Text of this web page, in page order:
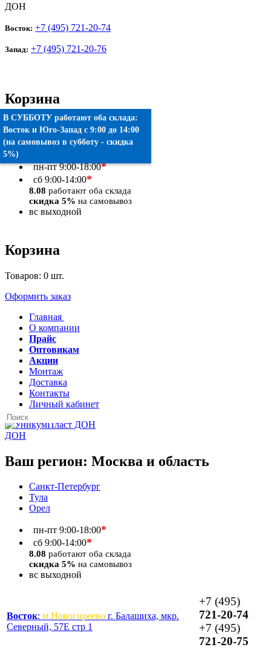
ДОН
Восток: +7 (495) 721-20-74
Запад: +7 (495) 721-20-76
Корзина
Товаров:0 шт.
Оформить заказ
пн-пт9:00-18:00*
сб 9:00-14:00*
8.08 работают оба склада
скидка 5% на самовывоз
вс выходной
Корзина
Товаров: 0 шт.
Оформить заказ
Главная
О компании
Прайс
Оптовикам
Акции
Монтаж
Доставка
Контакты
Личный кабинет
ДОН
Ваш регион: Москва и область
Санкт-Петербург
Тула
Орел
пн-пт 9:00-18:00*
сб 9:00-14:00*
8.08 работают оба склада
скидка 5% на самовывоз
вс выходной
Восток: м.Новогиреево г. Балашиха, мкр.
Северный, 57Е стр 1
+7 (495)
721-20-74
+7 (495)
721-20-75
В СУББОТУ работают оба склада:
Восток и Юго-Запад c 9:00 до 14:00
(на самовывоз в субботу - скидка
5%)